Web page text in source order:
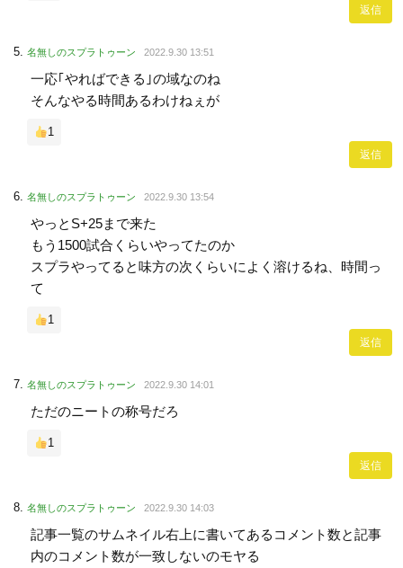
返信
名無しのスプラトゥーン 2022.9.30 13:51
一応｢やればできる｣の域なのね
そんなやる時間あるわけねぇが
1
返信
名無しのスプラトゥーン 2022.9.30 13:54
やっとS+25まで来た
もう1500試合くらいやってたのか
スプラやってると味方の次くらいによく溶けるね、時間っ
て
1
返信
名無しのスプラトゥーン 2022.9.30 14:01
ただのニートの称号だろ
1
返信
名無しのスプラトゥーン 2022.9.30 14:03
記事一覧のサムネイル右上に書いてあるコメント数と記事
内のコメント数が一致しないのモヤる